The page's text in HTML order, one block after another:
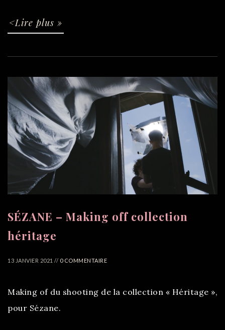
<Lire plus »
SÉZANE – Making off collection
héritage
13 JANVIER 2021 // 0 COMMENTAIRE
Making of du shooting de la collection « Héritage »,
pour Sézane.